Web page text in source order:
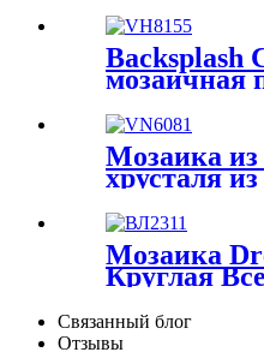
мозаика из
для стен
Мраморная
Пола
Оптовая
Мозаика
Мозаика
Каменная
Каменная
Backsplash
Мозаика
Backsplash
мозаичная
ванной
душевых
холодного
Мозаичная
Мозаика из
хрусталя
полосы для
Мозаика из
разных
украшения
и
перламутр.
Мозаика
Круглая
Стекло
Плитка
Украшение
Связанный блог
Отзывы